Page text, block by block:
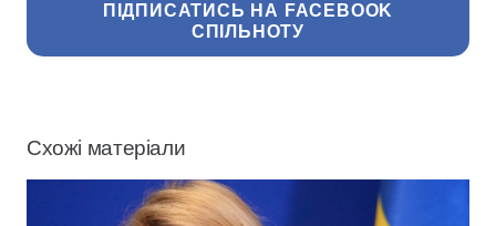
ПІДПИСАТИСЬ НА FACEBOOK
СПІЛЬНОТУ
Схожі матеріали